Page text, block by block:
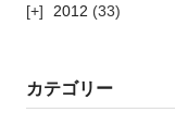
2012 (33)
カテゴリー